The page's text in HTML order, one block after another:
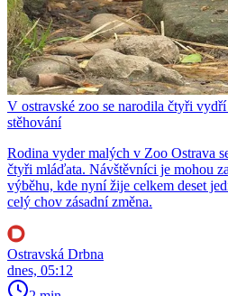
V ostravské zoo se narodila čtyři
stěhování
Rodina vyder malých v Zoo Ostrava
čtyři mláďata. Návštěvníci je mohou
výběhu, kde nyní žije celkem deset
celý chov zásadní změna.
Ostravská Drbna
dnes, 05:12